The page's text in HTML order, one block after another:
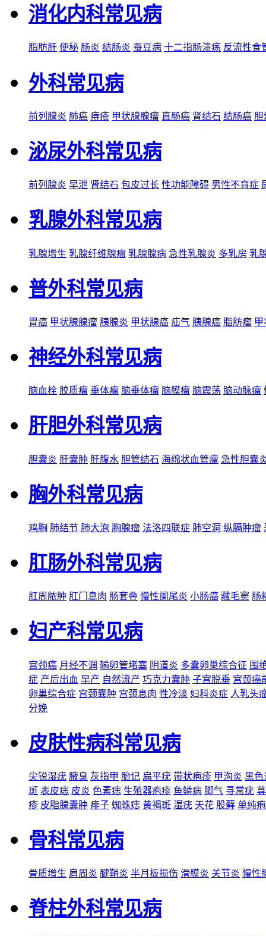
消化内科常见病
脂肪肝 便秘 肠炎 结肠炎 蚕豆病 十二指肠溃疡 反流性食
外科常见病
前列腺炎 肺癌 痔疮 甲状腺腺瘤 直肠癌 肾结石 结肠癌 胆
泌尿外科常见病
前列腺炎 早泄 肾结石 包皮过长 性功能障碍 男性不育症
乳腺外科常见病
乳腺增生 乳腺纤维腺瘤 乳腺腺病 急性乳腺炎 多乳房 乳
普外科常见病
胃癌 甲状腺腺瘤 胰腺炎 甲状腺癌 疝气 胰腺癌 脂肪瘤
神经外科常见病
脑血栓 胶质瘤 垂体瘤 脑垂体瘤 脑膜瘤 脑震荡 脑动脉瘤
肝胆外科常见病
胆囊炎 肝囊肿 肝腹水 胆管结石 海绵状血管瘤 急性胆囊
胸外科常见病
鸡胸 肺结节 肺大泡 胸腺瘤 法洛四联症 肺空洞 纵膈肿瘤
肛肠外科常见病
肛周脓肿 肛门息肉 肠套叠 慢性阑尾炎 小肠癌 藏毛窦 肠
妇产科常见病
宫颈癌 月经不调 输卵管堵塞 阴道炎 多囊卵巢综合征 围
症 产后出血 早产 自然流产 巧克力囊肿 子宫脱垂 宫颈癌
卵巢综合症 宫颈囊肿 宫颈息肉 性冷淡 妇科炎症 人乳头
分娩
皮肤性病科常见病
尖锐湿疣 腋臭 灰指甲 胎记 扁平疣 带状疱疹 甲沟炎 黑色
斑 表皮痣 皮炎 色素痣 生殖器疱疹 鱼鳞病 脚气 寻常疣
疹 皮脂腺囊肿 痱子 蜘蛛痣 黄褐斑 湿疣 天花 股藓 单纯
骨科常见病
骨质增生 肩周炎 腱鞘炎 半月板损伤 滑膜炎 关节炎 慢性
脊柱外科常见病